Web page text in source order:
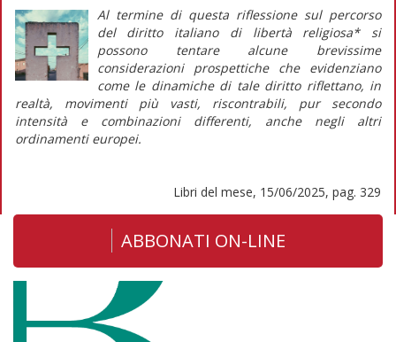
Al termine di questa riflessione sul percorso
del diritto italiano di libertà religiosa* si
possono tentare alcune brevissime
considerazioni prospettiche che evidenziano
come le dinamiche di tale diritto riflettano, in
realtà, movimenti più vasti, riscontrabili, pur secondo
intensità e combinazioni differenti, anche negli altri
ordinamenti europei.
Libri del mese, 15/06/2025, pag. 329
ABBONATI ON-LINE